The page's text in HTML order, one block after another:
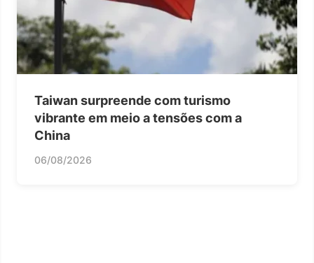
Taiwan surpreende com turismo
vibrante em meio a tensões com a
China
06/08/2026